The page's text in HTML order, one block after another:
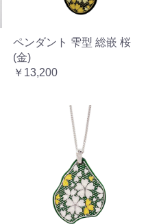
ペンダント 雫型 総嵌 桜
(金)
￥13,200